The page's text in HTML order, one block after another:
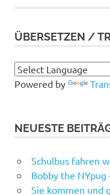
ÜBERSETZEN /
Powered by
NEUESTE
Schulbus fahren
Bobby the
Sie kommen